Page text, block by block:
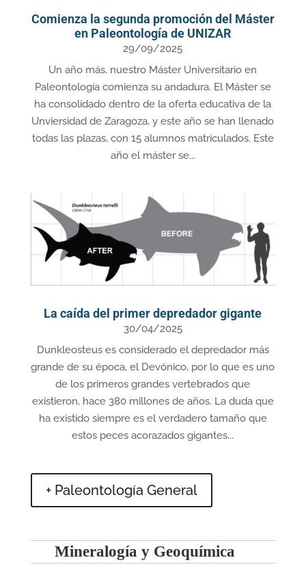
Comienza la segunda promoción del Máster
en Paleontología de UNIZAR
29/09/2025
Un año más, nuestro Máster Universitario en
Paleontología comienza su andadura. El Máster se
ha consolidado dentro de la oferta educativa de la
Unviersidad de Zaragoza, y este año se han llenado
todas las plazas, con 15 alumnos matriculados. Este
año el máster se...
La caída del primer depredador gigante
30/04/2025
Dunkleosteus es considerado el depredador más
grande de su época, el Devónico, por lo que es uno
de los primeros grandes vertebrados que
existieron, hace 380 millones de años. La duda que
ha existido siempre es el verdadero tamaño que
estos peces acorazados gigantes...
+ Paleontología General
Mineralogía y Geoquímica